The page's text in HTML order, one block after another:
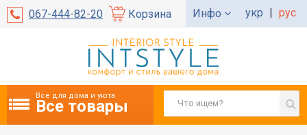
067-444-82-20 Корзина Инфо укр | рус
Все для дома и уюта
Все товары